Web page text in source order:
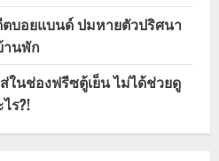
ตบอยแบนด์ ปมหายตัวปริศนา
านพัก
ในช่องฟรีซตู้เย็น ไม่ได้ช่วยดู
ร?!